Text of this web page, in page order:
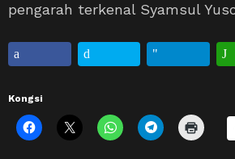
pengarah terkenal Syamsul
Kongsi